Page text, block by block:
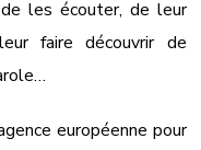
les écouter, de leur
faire découvrir de
européenne pour